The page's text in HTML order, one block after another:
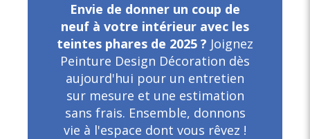
Envie de donner un coup de
neuf à votre intérieur avec les
teintes phares de 2025 ? Joignez
Peinture Design Décoration dès
aujourd'hui pour un entretien
sur mesure et une estimation
sans frais. Ensemble, donnons
vie à l'espace dont vous rêvez !